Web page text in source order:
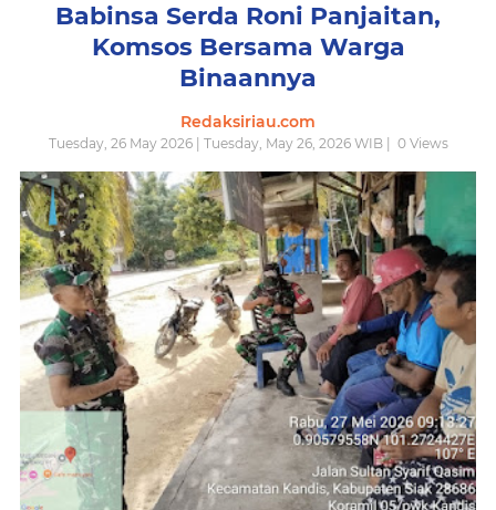
Babinsa Serda Roni Panjaitan,
Komsos Bersama Warga
Binaannya
Redaksiriau.com
Tuesday, 26 May 2026 | Tuesday, May 26, 2026 WIB | 0Views